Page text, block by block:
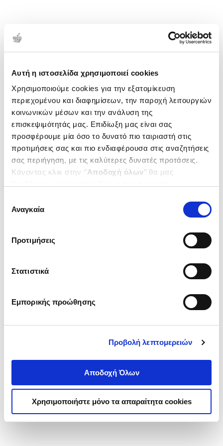
Αυτή η ιστοσελίδα χρησιμοποιεί cookies
Χρησιμοποιούμε cookies για την εξατομίκευση
περιεχομένου και διαφημίσεων, την παροχή λειτουργιών
κοινωνικών μέσων και την ανάλυση της
επισκεψιμότητάς μας. Επιδίωξη μας είναι σας
προσφέρουμε μία όσο το δυνατό πιο ταιριαστή στις
προτιμήσεις σας και πιο ενδιαφέρουσα στις αναζητήσεις
σας περιήγηση, με τις καλύτερες δυνατές προτάσεις.
Κάνοντας κλικ στην ‘’Αποδοχή όλων’’ θα μας
ενδιαφέρουν και να επιλέξετε από τα παρακάτω με την
΄΄και να ενημερωθείτε σχετικά με
συγκατάθεσης
Αναγκαία
Προτιμήσεις
Στατιστικά
Εμπορικής προώθησης
Προβολή λεπτομερειών
Αποδοχή Όλων
Χρησιμοποιήστε μόνο τα απαραίτητα cookies